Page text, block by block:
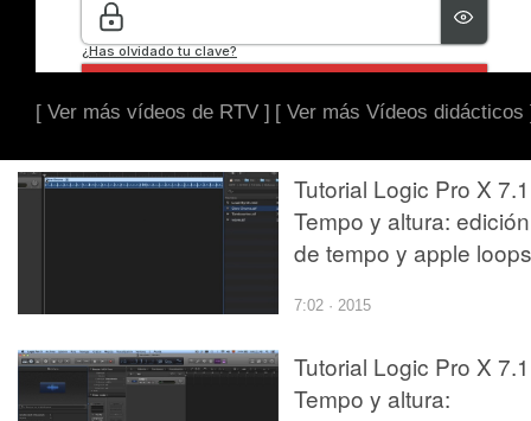
[ Ver más vídeos de RTV ] [ Ver más Vídeos didácticos
Tutorial Logic Pro X 7.1
Tempo y altura: edición
de tempo y apple loops
7:02 · 2015
Tutorial Logic Pro X 7.1
Tempo y altura: